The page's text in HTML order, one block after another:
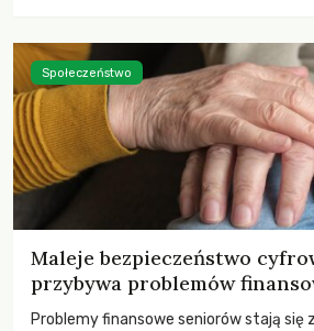
Maleje bezpieczeństwo
przybywa problemów
Problemy finansowe seniorów stają się
Społeczeństwo